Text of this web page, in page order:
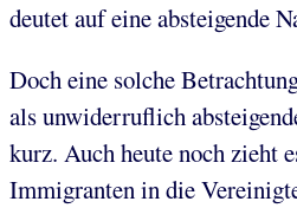
deutet auf eine absteigende
Doch eine solche
als unwiderruflich
kurz. Auch heute noch zieht
Immigranten in die